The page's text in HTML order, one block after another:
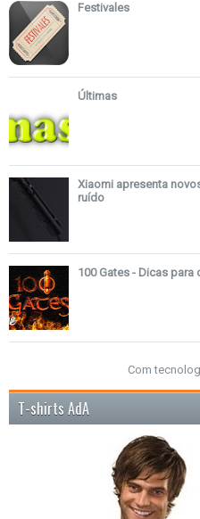
Festivales
Últimas
Xiaomi apresenta
ruído
100 Gates - Dicas para
Com
T-shirts AdA